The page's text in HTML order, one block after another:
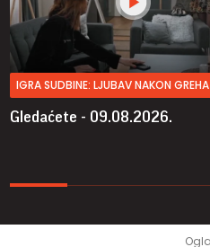
IGRA SUDBINE: LJUBAV NAKON GREHA
Gledaćete - 09.08.2026.